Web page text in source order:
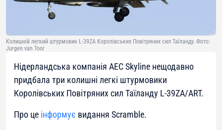
Колишній легкий штурмовик L-39ZA Королівських Повітряних сил Таїланду. Фото:
Jurgen van Toor
Нідерландська компанія AEC Skyline нещодавно
придбала три колишні легкі штурмовики
Королівських Повітряних сил Таїланду L-39ZA/ART.
Про це інформує видання Scramble.